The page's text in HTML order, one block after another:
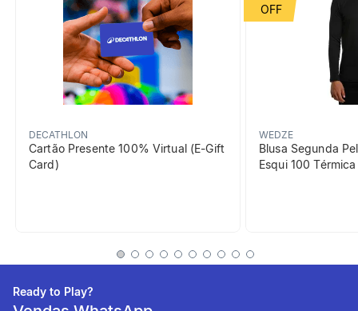
DECATHLON
Cartão Presente 100% Virtual (E-Gift
Card)
WEDZE
Blusa Segunda
Esqui 100
Ready to Play?